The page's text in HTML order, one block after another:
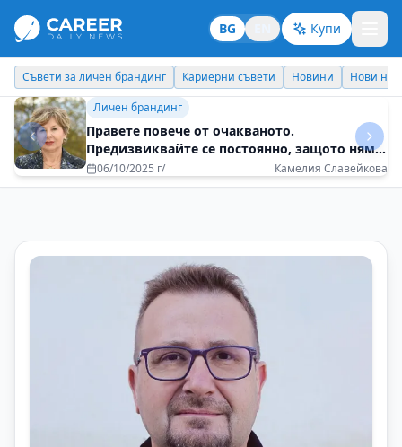
BG Купи
Съвети за личен брандинг Кариерни съвети Новини
Нови
Личен брандинг
Правете повече от очакваното.
Предизвиквайте се постоянно, защото няма
невъзможни неща
06/10/2025 г/ Камелия Славейкова